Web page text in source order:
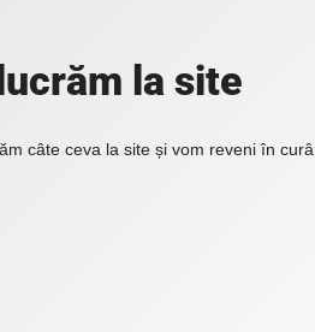
la site
câte ceva la site și vom reveni în